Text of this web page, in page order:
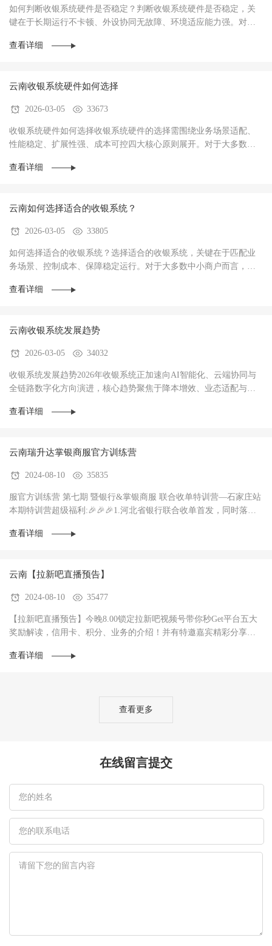
如何判断收银系统硬件是否稳定？判断收银系统硬件是否稳定，关
键在于‌长期运行不卡顿、外设协同无故障、环境适应能力强‌。对于
查看详细
云南收银系统硬件如何选择
2026-03-05 33673
收银系统硬件如何选择收银系统硬件的选择需围绕‌业务场景适配、
性能稳定、扩展性强、成本可控‌四大核心原则展开。对于大多数商
查看详细
云南如何选择适合的收银系统？
2026-03-05 33805
如何选择适合的收银系统？选择适合的收银系统，关键在于‌匹配业
务场景、控制成本、保障稳定运行‌。对于大多数中小商户而言，优
查看详细
云南收银系统发展趋势
2026-03-05 34032
收银系统发展趋势2026年收银系统正加速向AI智能化、云端协同与
全链路数字化方向演进，核心趋势聚焦于‌降本增效、业态适配与数
查看详细
云南瑞升达掌银商服官方训练营
2024-08-10 35835
服官方训练营 第七期 暨银行&掌银商服 联合收单特训营—石家庄站
本期特训营超级福利:🎉🎉🎉1.河北省银行联合收单首发，同时落地3
查看详细
云南【拉新吧直播预告】
2024-08-10 35477
【拉新吧直播预告】今晚8.00锁定拉新吧视频号带你秒Get平台五大
奖励解读，信用卡、积分、业务的介绍！并有特邀嘉宾精彩分享！
查看详细
查看更多
在线留言提交